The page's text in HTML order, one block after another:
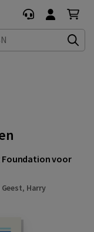
Foundation voor
, Harry